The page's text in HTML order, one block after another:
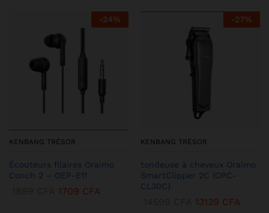
-24%
KENBANG TRÉSOR
Écouteurs filaires Oraimo
Conch 2 – OEP-E11
1709 CFA
-27%
KENBANG TRÉSOR
tondeuse à cheveux Oraimo
SmartClipper 2C (OPC-
CL30C)
13139 CFA